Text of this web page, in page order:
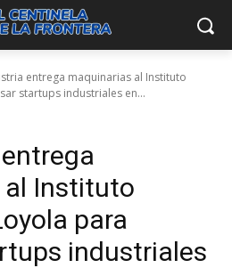
entrega maquinarias al Instituto
startups industriales en...
al Instituto
para
industriales